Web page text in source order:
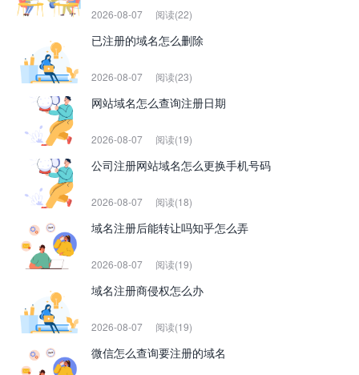
2026-08-07 阅读(22)
已注册的域名怎么删除
2026-08-07 阅读(23)
网站域名怎么查询注册日期
2026-08-07 阅读(19)
公司注册网站域名怎么更换手机号码
2026-08-07 阅读(18)
域名注册后能转让吗知乎怎么弄
2026-08-07 阅读(19)
域名注册商侵权怎么办
2026-08-07 阅读(19)
微信怎么查询要注册的域名